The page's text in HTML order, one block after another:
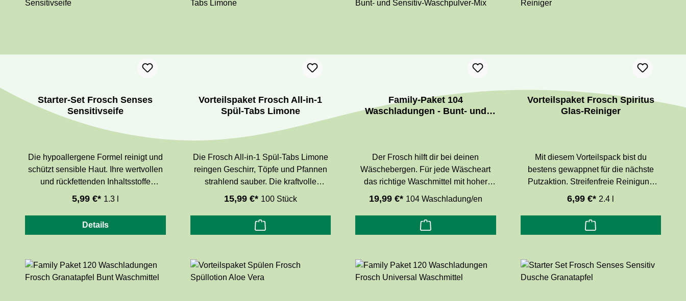
anzuwenden.
Verschmutzungen und Verkrustungen
Bad. Die leistungsstarken Rezeptur
mit Zitronensäure entfernt er optimal
Schmutzablagerungen.Der Frosch
Spiritus Glas-Reiniger reinigt Glas,
Spiegel und fast alle glatten Flächen
Starter-Set Frosch Senses
Sensitivseife
Die hypoallergene Formel reinigt und
schützt sensible Haut. Ihre wertvollen
und rückfettenden Inhaltsstoffe
unterstützen den natürlichen
Säureschutzmantel und sorgen für ein
angenehmes und reines Hautgefühl.
Die 5,5 pH-hautneutrale Rezeptur
5,99 €* 1.3 l
Details
Vorteilspaket Frosch All-in-1
Spül-Tabs Limone
Die Frosch All-in-1 Spül-Tabs Limone
reingen Geschirr, Töpfe und Pfannen
strahlend sauber. Die kraftvolle
Rezeptur mit Limonenauszügen
entfernt Fett und hartnäckige
Verkrustungen und hinterlässt einen
15,99 €* 100 Stück
Family-Paket 104
Waschladungen - Bunt- und
Der Frosch hilft dir bei deinen
Wäschebergen. Für jede Wäscheart
das richtige Waschmittel mit hoher
Waschkraft von 30-60 bzw. 95° C.
19,99 €* 104 Waschladung/en
Vorteilspaket Frosch Spiritus
Glas-Reiniger
Mit diesem Vorteilspack bist du
bestens gewappnet für die nächste
Putzaktion. Streifenfreie Reinigung
von Glas und fast allen abwischbaren
Oberflächen. Die kraftvolle Rezeptur
mit fettlösendem Spiritus sorgt für
strahlende Sauberkeit.
6,99 €*2.4 l